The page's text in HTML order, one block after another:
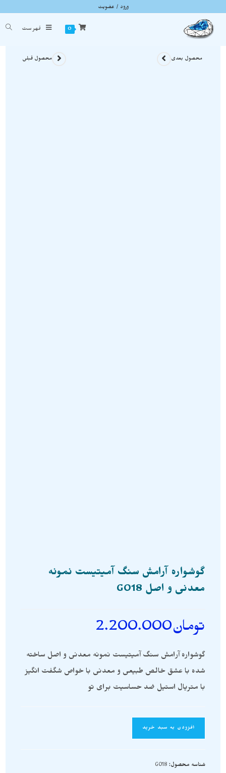
ورود / عضویت
0 فهرست شما اینجا هستید گوشواره آرامش سنگ آمیتیست نمونه معدنی و اصل G018
محصول قبلی محصول بعدی
گوشواره آرامش سنگ آمیتیست نمونه
معدنی و اصل G018
تومان2.200.000
گوشواره آرامش سنگ آمیتیست نمونه معدنی و اصل ساخته
شده با عشق خالص طبیعی و معدنی با خواص شگفت انگیز
با متریال استیل ضد حساسیت برای تو
افزودن به سبد خرید
شناسه محصول: G018